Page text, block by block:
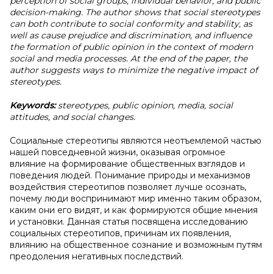
decision-making. The author shows that social stereotypes
can both contribute to social conformity and stability, as
well as cause prejudice and discrimination, and influence
the formation of public opinion in the context of modern
social and media processes. At the end of the paper, the
author suggests ways to minimize the negative impact of
stereotypes.
Keywords:stereotypes, public opinion, media, social
attitudes, and social changes.
Социальные стереотипы являются неотъемлемой частью
нашей повседневной жизни, оказывая огромное
влияние на формирование общественных взглядов и
поведения людей. Понимание природы и механизмов
воздействия стереотипов позволяет лучше осознать,
почему люди воспринимают мир именно таким образом,
каким они его видят, и как формируются общие мнения
и установки. Данная статья посвящена исследованию
социальных стереотипов, причинам их появления,
влиянию на общественное сознание и возможным путям
преодоления негативных последствий.